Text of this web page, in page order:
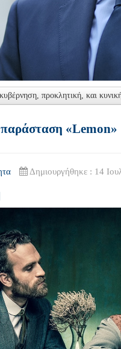
προκλητική, και
παράσταση «Lemon»
Δημιουργήθηκε : 14